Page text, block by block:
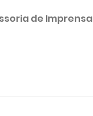
de Imprensa